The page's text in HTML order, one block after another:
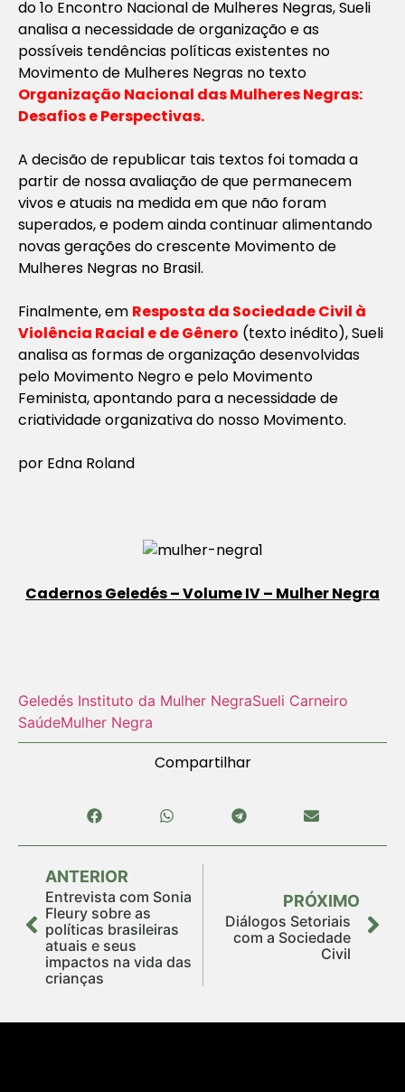
do 1o Encontro Nacional de Mulheres Negras, Sueli
analisa a necessidade de organização e as
possíveis tendências políticas existentes no
Movimento de Mulheres Negras no texto
Organização Nacional das Mulheres Negras:
Desafios e Perspectivas.
A decisão de republicar tais textos foi tomada a
partir de nossa avaliação de que permanecem
vivos e atuais na medida em que não foram
superados, e podem ainda continuar alimentando
novas gerações do crescente Movimento de
Mulheres Negras no Brasil.
Finalmente, em Resposta da Sociedade Civil à
Violência Racial e de Gênero (texto inédito), Sueli
analisa as formas de organização desenvolvidas
pelo Movimento Negro e pelo Movimento
Feminista, apontando para a necessidade de
criatividade organizativa do nosso Movimento.
por Edna Roland
Cadernos Geledés – Volume IV – Mulher Negra
Geledés Instituto da Mulher NegraSueli Carneiro
SaúdeMulher Negra
Compartilhar
ANTERIOR
Entrevista com Sonia
Fleury sobre as
políticas brasileiras
atuais e seus
impactos na vida das
crianças
PRÓXIMO
Diálogos Setoriais
com a Sociedade
Civil